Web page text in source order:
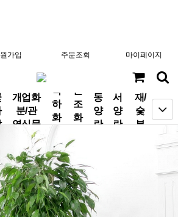
가입 주문조회 마이페이지
개업화
분/관
엽식물
축
하
화
환
근
조
화
동
양
란
서
양
란
분
재/
숯
부